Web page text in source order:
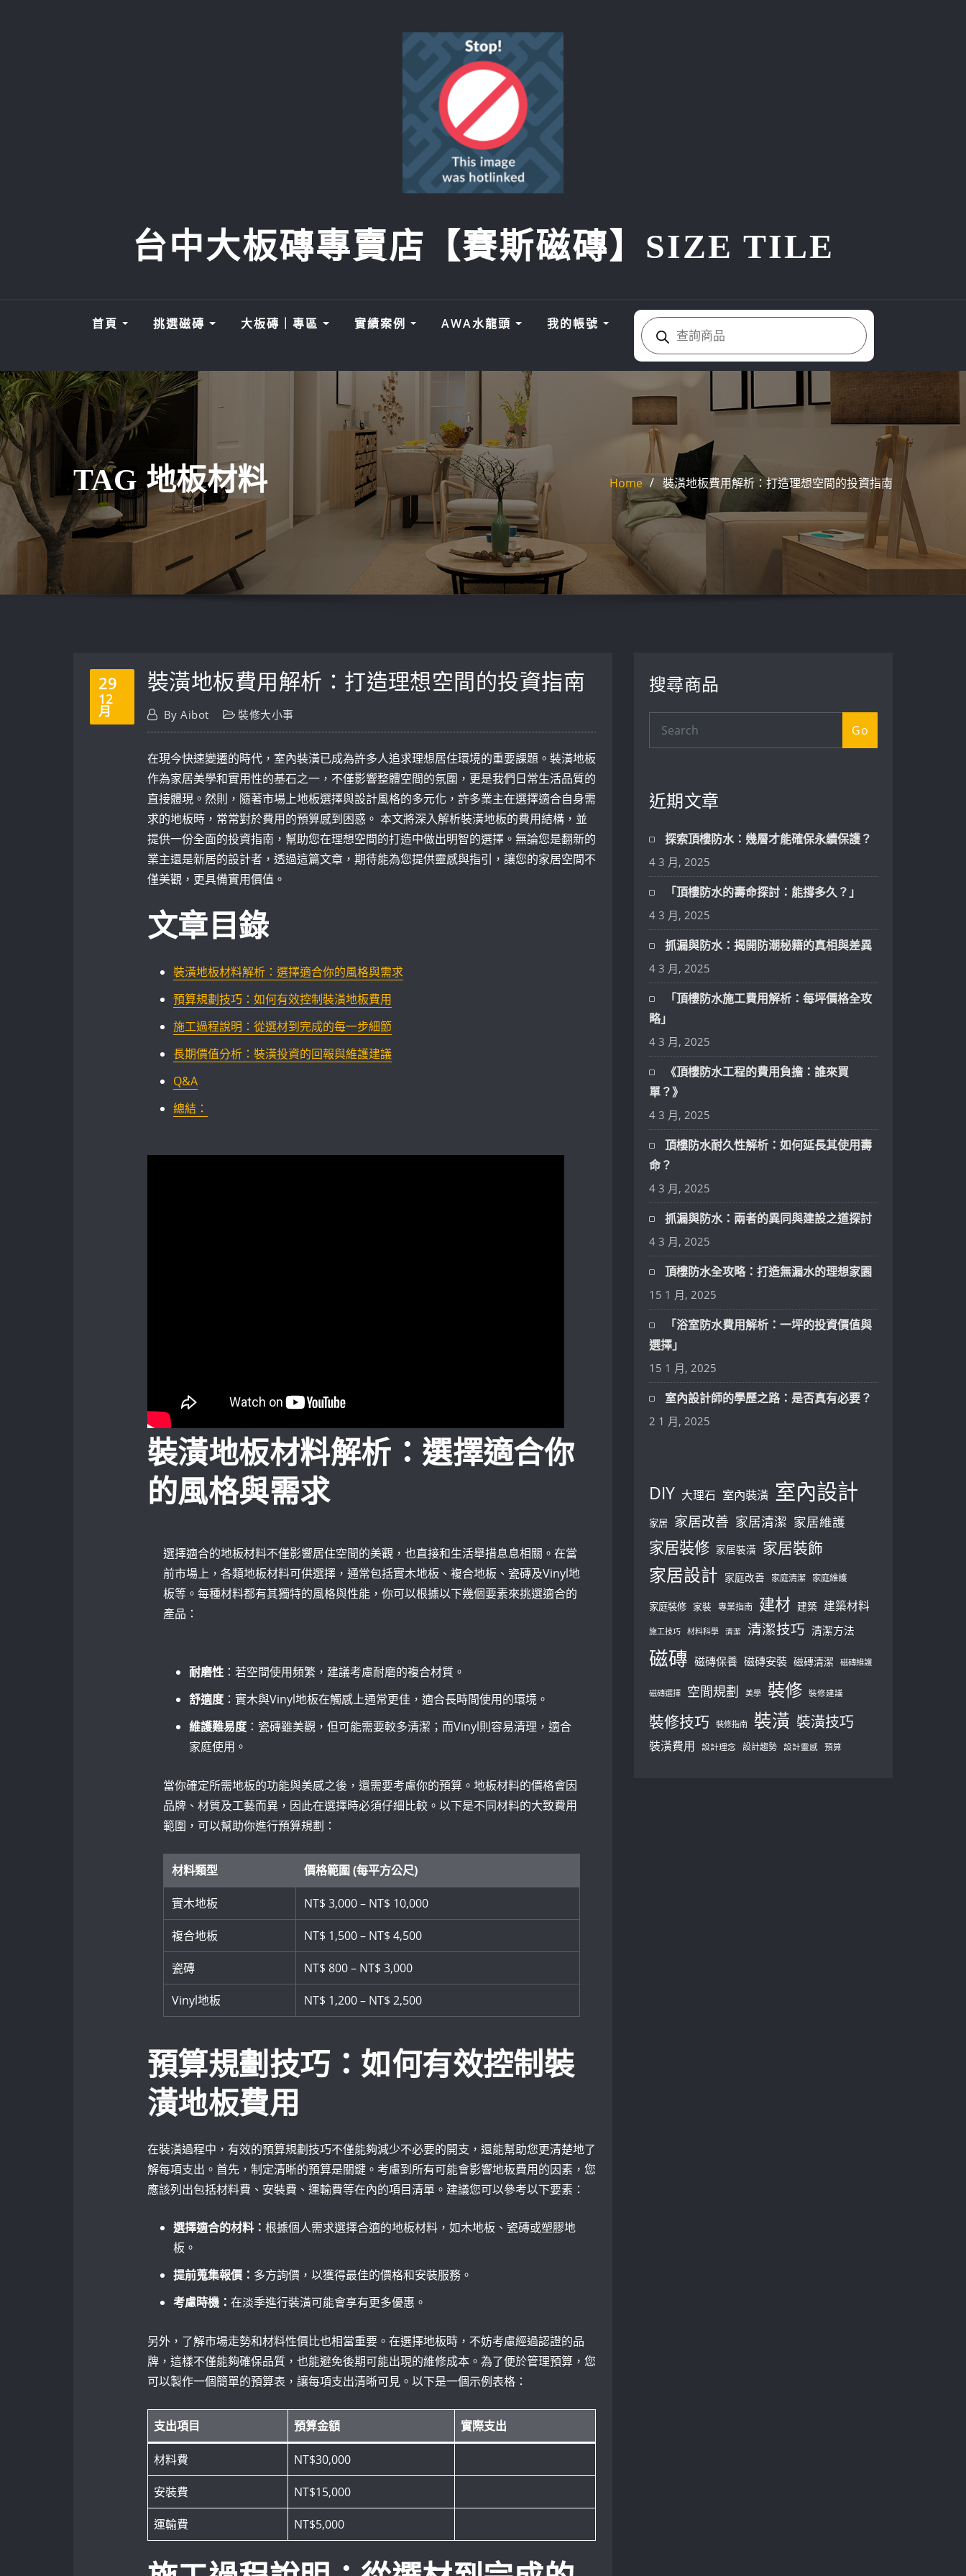
台中大板磚專賣店【賽斯磁磚】SIZE TILE
首頁 挑選磁磚 大板磚｜專區 實績案例 AWA水龍頭 我的帳號 Products
search
TAG 地板材料 Home 裝潢地板費用解析：打造理想空間的投資指南
29
12
月
裝潢地板費用解析：打造理想空間的投資指南
ByAibot 裝修大小事
在現今快速變遷的時代，室內裝潢已成為許多人追求理想居住環境的重要課題。裝潢地板
作為家居美學和實用性的基石之一，不僅影響整體空間的氛圍，更是我們日常生活品質的
直接體現。然則，隨著市場上地板選擇與設計風格的多元化，許多業主在選擇適合自身需
求的地板時，常常對於費用的預算感到困惑。 本文將深入解析裝潢地板的費用結構，並
提供一份全面的投資指南，幫助您在理想空間的打造中做出明智的選擇。無論您是翻新的
業主還是新居的設計者，透過這篇文章，期待能為您提供靈感與指引，讓您的家居空間不
僅美觀，更具備實用價值。
文章目錄
裝潢地板材料解析：選擇適合你的風格與需求
預算規劃技巧：如何有效控制裝潢地板費用
施工過程說明：從選材到完成的每一步細節‍
長期價值分析：裝潢投資的回報與維護建議
Q&A
總結：
裝潢地板材料解析：選擇適合你
的風格與需求
選擇適合的地板材料不僅影響居住空間的美觀，也直接和生活舉措息息相關。在當
前市場上，各類地板材料可供選擇，通常包括實木地板 、 複合地板 、 瓷磚及Vinyl地
板等。每種材料都有其獨特的風格與性能，你可以根據以下幾個要素來挑選適合的
產品：
耐磨性 ：若空間使用頻繁，建議考慮耐磨的複合材質。
舒適度 ：實木與Vinyl地板在觸感上通常更佳，適合長時間使用的環境。
維護難易度 ：瓷磚雖美觀，但可能需要較多清潔；而Vinyl則容易清理，適合
家庭使用。
當你確定所需地板的功能與美感之後，還需要考慮你的預算。地板材料的價格會因
品牌、材質及工藝而異，因此在選擇時必須仔細比較。以下是不同材料的大致費用
範圍，可以幫助你進行預算規劃：
材料類型 價格範圍 ‍(每平方公尺)
實木地板 NT$ 3,000 – NT$ 10,000
複合地板 NT$ 1,500 – NT$ 4,500
瓷磚 NT$ 800 – NT$ 3,000
Vinyl地板 NT$ 1,200 – NT$ ‌2,500
預算規劃技巧：如何有效控制裝
潢地板費用
在裝潢過程中，有效的預算規劃技巧不僅能夠減少不必要的開支，還能幫助您更清楚地了
解每項支出。首先，制定清晰的預算是關鍵。考慮到所有可能會影響地板費用的因素，您
應該列出包括材料費、安裝費、運輸費等在內的項目清單。建議您可以參考以下要素：
選擇適合的材料： 根據個人需求選擇合適的地板材料，如木地板、瓷磚或塑膠地
板。
提前蒐集報價： 多方詢價，以獲得最佳的價格和安裝服務。
考慮時機： 在淡季進行裝潢可能會享有更多優惠。
另外，了解市場走勢和材料性價比也相當重要。在選擇地板時，不妨考慮經過認證的品
牌，這樣不僅能夠確保品質，也能避免後期可能出現的維修成本。為了便於管理預算，您
可以製作一個簡單的預算表，讓每項支出清晰可見。以下是一個示例表格：
支出項目 預算金額 實際支出
材料費 NT$30,000
安裝費 NT$15,000
運輸費 NT$5,000
搜尋商品
Go
近期文章
探索頂樓防水：幾層才能確保永續保護？
4 3 月, 2025
「頂樓防水的壽命探討：能撐多久？」
4 3 月, 2025
抓漏與防水：揭開防潮秘籍的真相與差異
4 3 月, 2025
「頂樓防水施工費用解析：每坪價格全攻
略」
4 3 月, 2025
《頂樓防水工程的費用負擔：誰來買
單？》
4 3 月, 2025
頂樓防水耐久性解析：如何延長其使用壽
命？
4 3 月, 2025
抓漏與防水：兩者的異同與建設之道探討
4 3 月, 2025
頂樓防水全攻略：打造無漏水的理想家園
15 1 月, 2025
「浴室防水費用解析：一坪的投資價值與
選擇」
15 1 月, 2025
室內設計師的學歷之路：是否真有必要？
2 1 月, 2025
DIY 大理石 室內裝潢 室內設計
家居 家居改善 家居清潔 家居維護
家居裝修 家居裝潢 家居裝飾
家居設計 家庭改善 家庭清潔 家庭維護
家庭裝修 家裝 專業指南 建材 建築 建築材料
施工技巧 材料科學 清潔 清潔技巧 清潔方法
磁磚 磁磚保養 磁磚安裝 磁磚清潔 磁磚維護
磁磚選擇 空間規劃 美學 裝修 裝修建議
裝修技巧 裝修指南 裝潢 裝潢技巧
裝潢費用 設計理念 設計趨勢 設計靈感 預算